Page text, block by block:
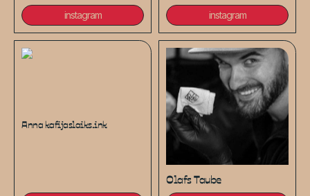
instagram instagram
Anna kafijaslaiks.ink
Olafs Taube